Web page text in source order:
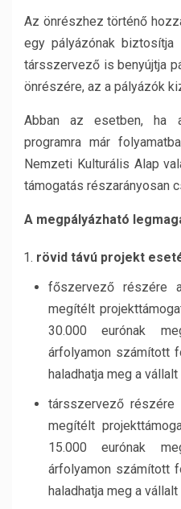
Az önrészhez történő
egy pályázónak biztosítja
társszervező is benyújtja
önrészére, az a pályázók
Abban az esetben, ha
programra már
Nemzeti Kulturális Alap
támogatás részarányosan
A megpályázható
rövid távú projekt
főszervező részére
megítélt
30.000 eurónak
árfolyamon számított
haladhatja meg a
társszervező részére
megítélt
15.000 eurónak
árfolyamon számított
haladhatja meg a